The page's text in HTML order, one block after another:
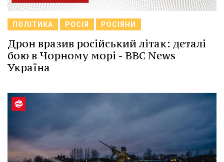
ПОЛІТИКА РОСІЯ РОСІЯНИ
Дрон вразив російський літак: деталі
бою в Чорному морі - BBC News
Україна